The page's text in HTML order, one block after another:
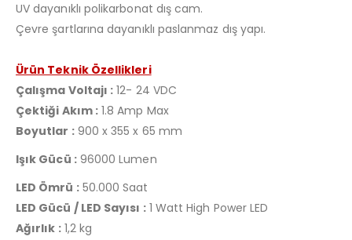
UV dayanıklı polikarbonat dış cam.
Çevre şartlarına dayanıklı paslanmaz dış yapı.
Ürün Teknik Özellikleri
Çalışma Voltajı : 12- 24 VDC
Çektiği Akım :1.8 Amp Max
Boyutlar :900 x 355 x 65 mm
Işık Gücü :96000 Lumen
LED Ömrü :50.000 Saat
LED Gücü / LED Sayısı :1 Watt High Power LED
Ağırlık :1,2 kg